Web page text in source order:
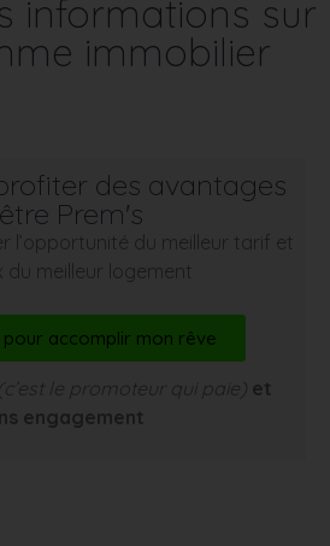
informations sur
immobilier
des avantages
Prem's
l’opportunité du meilleur tarif et
du meilleur logement
pour accomplir mon rêve
(c’est le promoteur qui paie) et
engagement